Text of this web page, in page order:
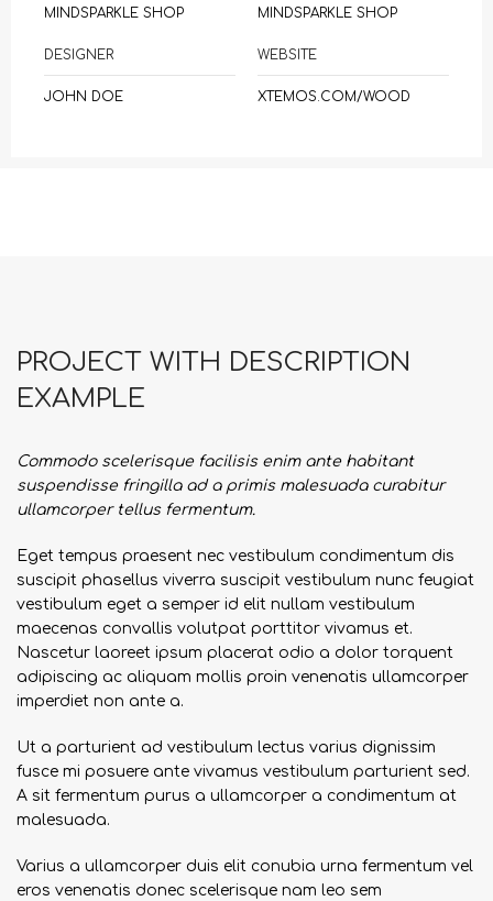
MINDSPARKLE SHOP MINDSPARKLE SHOP
DESIGNER
JOHN DOE
WEBSITE
XTEMOS.COM/WOOD
PROJECT WITH DESCRIPTION
EXAMPLE
Commodo scelerisque facilisis enim ante habitant
suspendisse fringilla ad a primis malesuada curabitur
ullamcorper tellus fermentum.
Eget tempus praesent nec vestibulum condimentum dis
suscipit phasellus viverra suscipit vestibulum nunc feugiat
vestibulum eget a semper id elit nullam vestibulum
maecenas convallis volutpat porttitor vivamus et.
Nascetur laoreet ipsum placerat odio a dolor torquent
adipiscing ac aliquam mollis proin venenatis ullamcorper
imperdiet non ante a.
Ut a parturient ad vestibulum lectus varius dignissim
fusce mi posuere ante vivamus vestibulum parturient sed.
A sit fermentum purus a ullamcorper a condimentum at
malesuada.
Varius a ullamcorper duis elit conubia urna fermentum vel
eros venenatis donec scelerisque nam leo sem